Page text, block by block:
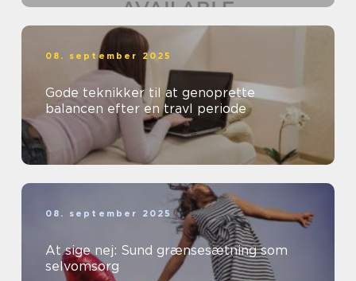
08. september 2025
Gode teknikker til at genoprette
balancen efter en travl periode
08. september 2025
At sige nej: Sund grænsesætning som
selvomsorg